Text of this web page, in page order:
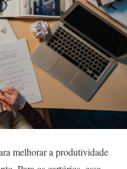
melhorar a produtividade